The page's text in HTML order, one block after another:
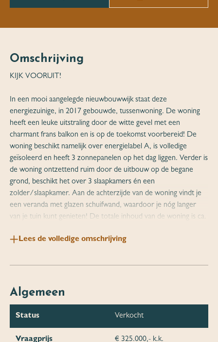
Omschrijving
KIJK VOORUIT!
In een mooi aangelegde nieuwbouwwijk staat deze
energiezuinige, in 2017 gebouwde, tussenwoning. De woning
heeft een leuke uitstraling door de witte gevel met een
charmant frans balkon en is op de toekomst voorbereid! De
woning beschikt namelijk over energielabel A, is volledige
geïsoleerd en heeft 3 zonnepanelen op het dag liggen. Verder is
de woning ontzettend ruim door de uitbouw op de begane
grond, beschikt het over 3 slaapkamers én een
zolder/slaapkamer. Aan de achterzijde van de woning vindt je
een veranda met glazen schuifwand, waardoor je nóg langer
van je tuin kunt genieten! De totale inhoud van de woning is ca.
meterkast, cv-ruimte (2017) en trapopgang naar de verdieping.
ingericht met een 5-pits gasfornuis, RVS afzuigkap, vaatwasser
en een RVS spoelbak. De kastenwand tegenover het aanrecht
biedt ruimte aan de combi-oven en koelkast. De ruime
een glazen pui en een loopdeur naar de achtertuin.
Lees de volledige omschrijving
Algemeen
Status Verkocht
Vraagprijs € 325.000,- k.k.